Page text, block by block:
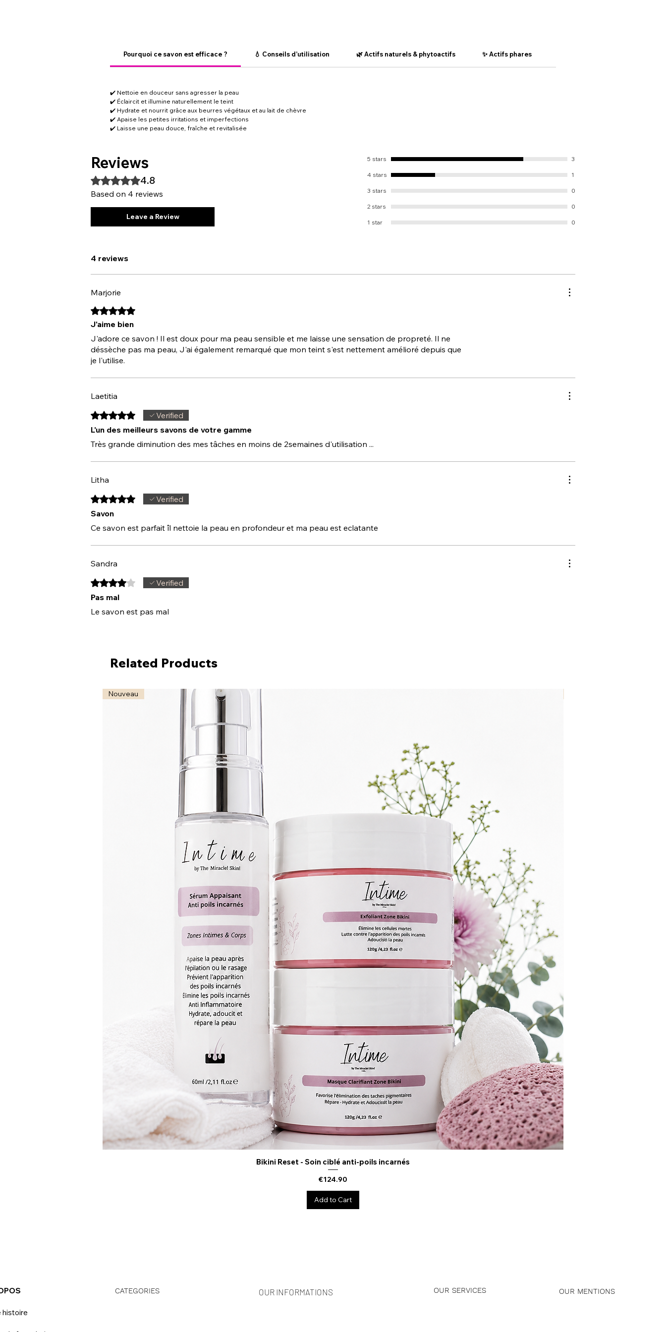
Pourquoi ce savon est efficace ? 💧 Conseils d’utilisation 🌿 Actifs naturels & phytoactifs ✨ Actifs phares
✔️ Nettoie en douceur sans agresser la peau
✔️ Éclaircit et illumine naturellement le teint
✔️ Hydrate et nourrit grâce aux beurres végétaux et au lait de chèvre
✔️ Apaise les petites irritations et imperfections
✔️ Laisse une peau douce, fraîche et revitalisée
Reviews
Rated 4.8 out of 5 stars.
4.8
Based on 4 reviews
Leave a Review
5 stars 3
4 stars 1
3 stars 0
2 stars 0
1 star 0
4 reviews
Marjorie
Rated 5 out of 5 stars.
J'aime bien
J'adore ce savon ! Il est doux pour ma peau sensible et me laisse une sensation de propreté. Il ne
déssèche pas ma peau, J'ai également remarqué que mon teint s'est nettement amélioré depuis que
je l'utilise.
Laetitia
Rated 5 out of 5 stars.Verified
L'un des meilleurs savons de votre gamme
Très grande diminution des mes tâches en moins de 2semaines d'utilisation ...
Litha
Rated 5 out of 5 stars.Verified
Savon
Ce savon est parfait îl nettoie la peau en profondeur et ma peau est eclatante
Sandra
Rated 4 out of 5 stars.Verified
Pas mal
Le savon est pas mal
Related Products
Quick View
Nouveau
Bikini Reset - Soin ciblé anti-poils incarnés
Price
€124.90
Add to Cart
histoire
CATEGORIES OUR INFORMATIONS OUR SERVICES OUR MENTIONS